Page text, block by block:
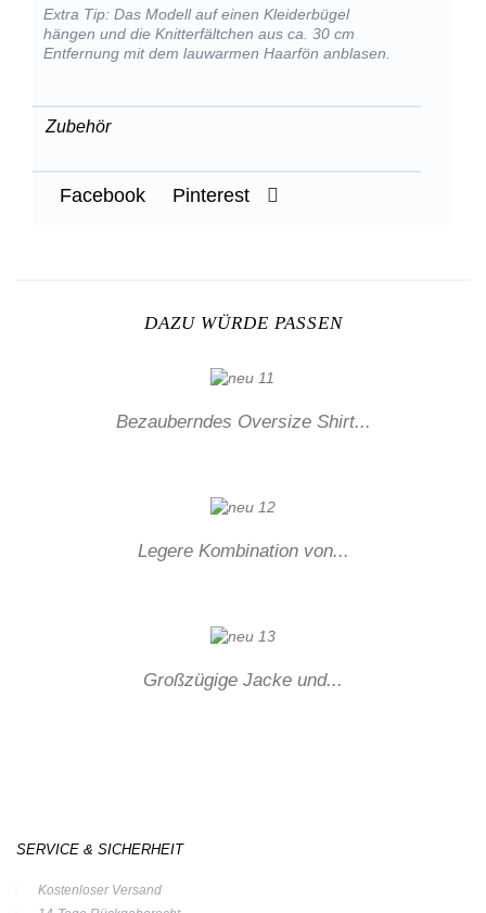
Extra Tip: Das Modell auf einen Kleiderbügel
hängen und die Knitterfältchen aus ca. 30 cm
Entfernung mit dem lauwarmen Haarfön anblasen.
Zubehör
Facebook Pinterest
DAZU WÜRDE PASSEN
Bezauberndes Oversize Shirt...
Legere Kombination von...
Großzügige Jacke und...
SERVICE & SICHERHEIT
Kostenloser Versand